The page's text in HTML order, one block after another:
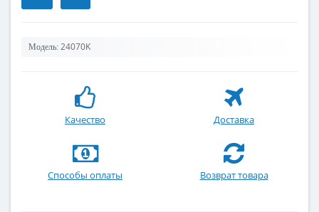
Модель: 24070K
Качество Доставка
Способы оплаты Возврат товара